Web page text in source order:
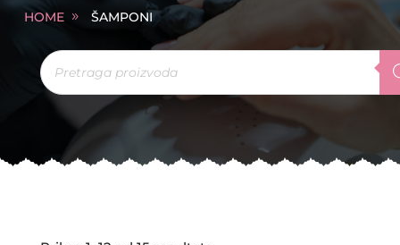
HOME ŠAMPONI
Products
search